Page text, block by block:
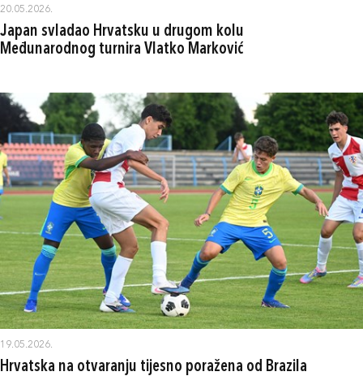
20.05.2026.
Japan svladao Hrvatsku u drugom kolu
Međunarodnog turnira Vlatko Marković
19.05.2026.
Hrvatska na otvaranju tijesno poražena od Brazila